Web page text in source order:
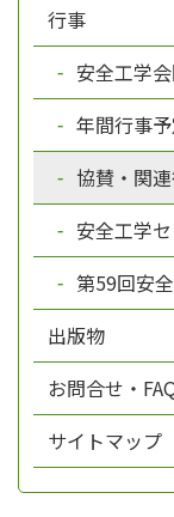
行事
安全工学
年間行事
協賛・関
安全工学
第59回安
出版物
お問合せ・
サイトマップ